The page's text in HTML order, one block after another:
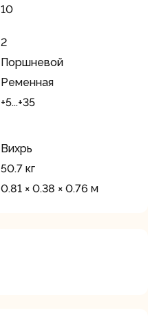
10
2
Поршневой
Ременная
+5...+35
Вихрь
50.7 кг
0.81 × 0.38 × 0.76 м